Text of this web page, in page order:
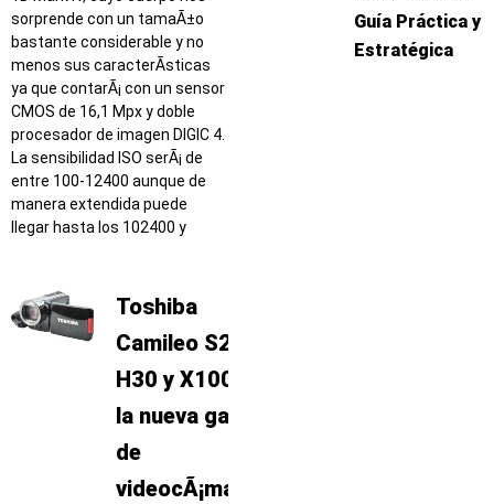
sorprende con un tamaÃ±o
bastante considerable y no
menos sus caracterÃ­sticas
ya que contarÃ¡ con un sensor
CMOS de 16,1 Mpx y doble
procesador de imagen DIGIC 4.
La sensibilidad ISO serÃ¡ de
entre 100-12400 aunque de
manera extendida puede
llegar hasta los 102400 y
Toshiba
Camileo S20,
H30 y X100 –
la nueva gama
de
videocÃ¡maras
Guía Práctica y
Estratégica